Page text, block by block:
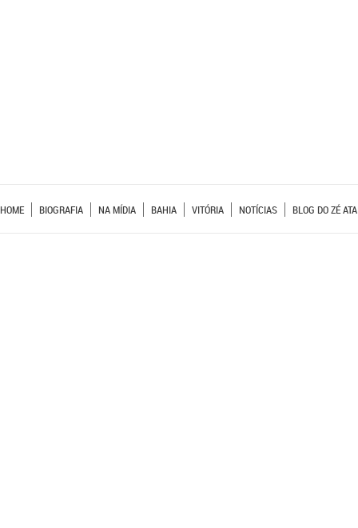
HOME BIOGRAFIA NA MÍDIA BAHIA VITÓRIA NOTÍCIAS BLOG DO ZÉ